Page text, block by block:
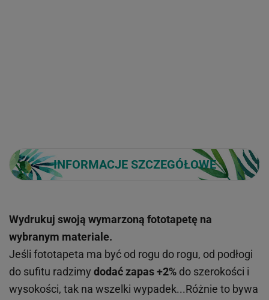
INFORMACJE SZCZEGÓŁOWE
Wydrukuj swoją wymarzoną fototapetę na
wybranym materiale.
Jeśli fototapeta ma być od rogu do rogu, od podłogi
do sufitu radzimy dodać zapas +2% do szerokości i
wysokości, tak na wszelki wypadek...Różnie to bywa